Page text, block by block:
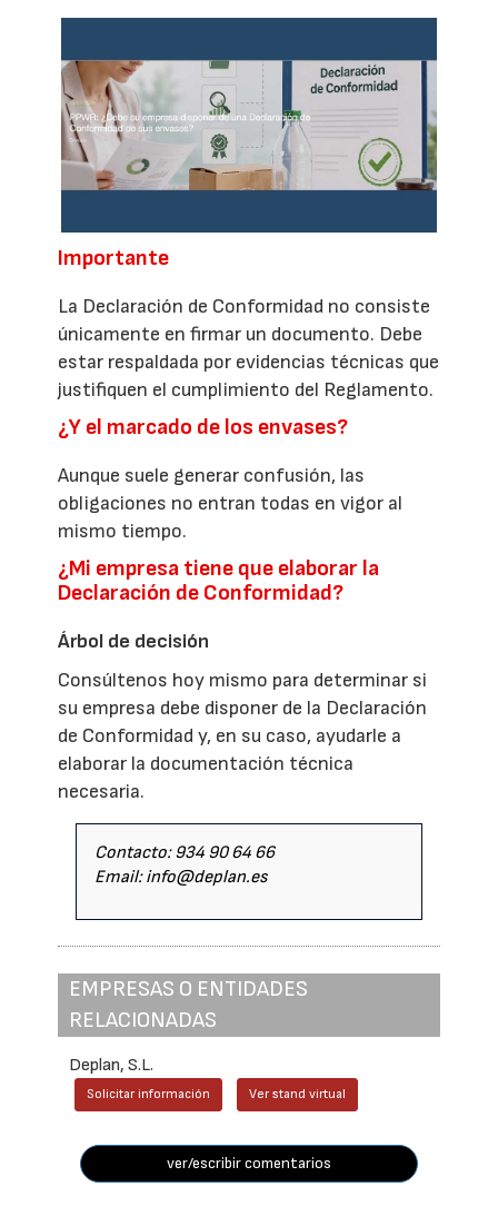
Importante
La Declaración de Conformidad no consiste
únicamente en firmar un documento. Debe
estar respaldada por evidencias técnicas que
justifiquen el cumplimiento del Reglamento.
¿Y el marcado de los envases?
Aunque suele generar confusión, las
obligaciones no entran todas en vigor al
mismo tiempo.
¿Mi empresa tiene que elaborar la
Declaración de Conformidad?
Árbol de decisión
Consúltenos hoy mismo para determinar si
su empresa debe disponer de la Declaración
de Conformidad y, en su caso, ayudarle a
elaborar la documentación técnica
necesaria.
Contacto: 934 90 64 66
Email: info@deplan.es
EMPRESAS O ENTIDADES
RELACIONADAS
Deplan, S.L.
Solicitar información Ver stand virtual
ver/escribir comentarios